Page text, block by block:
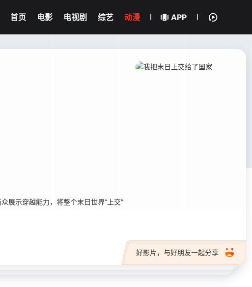
首页 电影 电视剧 综艺 动漫 APP
展示穿越能力，将整个末日世界“上交”
好影片，与好朋友一起分享